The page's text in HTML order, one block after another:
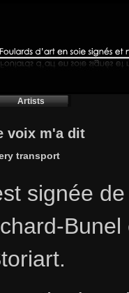
Artists
voix m'a dit
transport
signée de
Bunel